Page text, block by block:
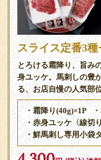
スライス定番3種
とろける霜降り、旨み
身ユッケ。馬刺しの豊
る、お店自慢の人気部
・霜降り(40g)×1P
・赤身ユッケ〈線切
・鮮馬刺し専用小袋